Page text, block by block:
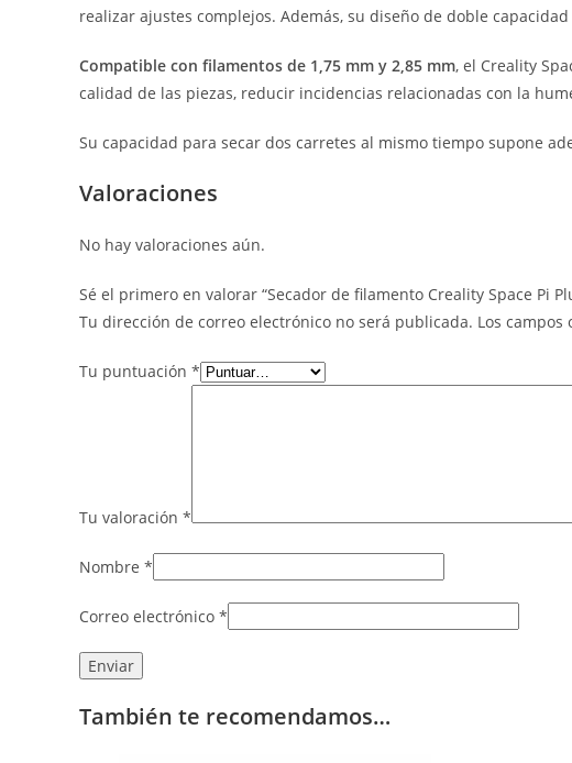
realizar ajustes complejos. Además, su diseño de doble
Compatible con filamentos de 1,75 mm y 2,85 mm, el Creality
calidad de las piezas, reducir incidencias relacionadas con la
Su capacidad para secar dos carretes al mismo tiempo supone
Valoraciones
No hay valoraciones aún.
Sé el primero en valorar “Secador de filamento Creality Space Pi
Tu dirección de correo electrónico no será publicada. Los campos
Tu puntuación *
Tu valoración *
Nombre *
Correo electrónico *
También te recomendamos…